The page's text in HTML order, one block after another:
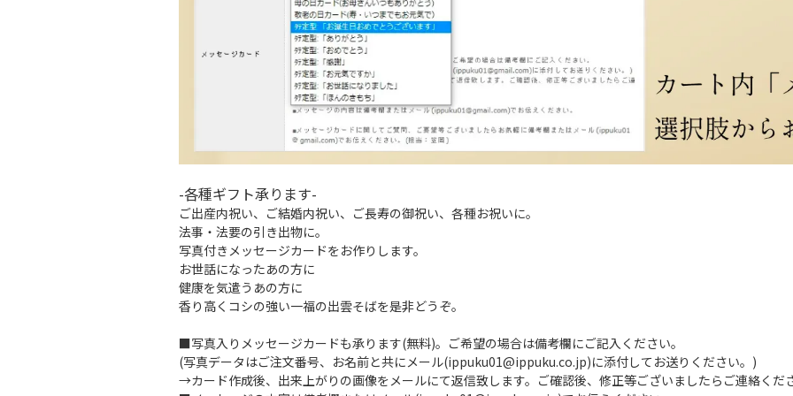
-各種ギフト承ります-
ご出産内祝い、ご結婚内祝い、ご長寿の御祝い、各種お祝いに。
法事・法要の引き出物に。
写真付きメッセージカードをお作りします。
お世話になったあの方に
健康を気遣うあの方に
香り高くコシの強い一福の出雲そばを是非どうぞ。
■写真入りメッセージカードも承ります(無料)。ご希望の場合は備考欄にご記入ください。
(写真データはご注文番号、お名前と共にメール(ippuku01@ippuku.co.jp)に添付してお送りください。)
→カード作成後、出来上がりの画像をメールにて返信致します。ご確認後、修正等ございましたらご連絡くだ